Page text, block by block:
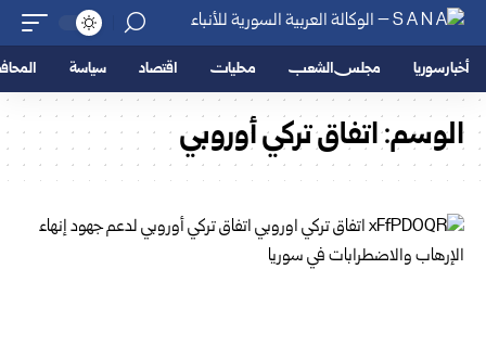
أخبار سوريا مجلس الشعب محليات اقتصاد سياسة
الوسم:اتفاق تركي أوروبي